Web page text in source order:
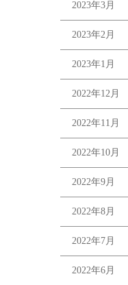
2023年3月
2023年2月
2023年1月
2022年12月
2022年11月
2022年10月
2022年9月
2022年8月
2022年7月
2022年6月